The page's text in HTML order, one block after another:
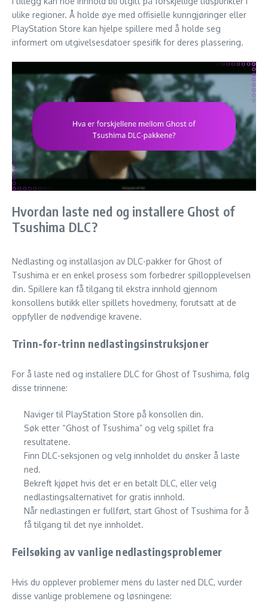
ulike regioner. Å holde øye med offisielle kunngjøringer eller
PlayStation Store kan hjelpe spillere med å holde seg
informert om utgivelsesdatoer spesifik for deres plassering.
Hvordan laste ned og installere Ghost of
Tsushima DLC?
Nedlasting og installasjon av DLC-pakker for Ghost of
Tsushima er en enkel prosess som forbedrer spillopplevelsen
din. Spillere kan få tilgang til ekstra innhold gjennom
konsollens butikk eller spillets hovedmeny, forutsatt at de
oppfyller de nødvendige kravene.
Trinn-for-trinn nedlastingsinstruksjoner
For å laste ned og installere DLC for Ghost of Tsushima, følg
disse trinnene:
Naviger til PlayStation Store på konsollen din.
Søk etter “Ghost of Tsushima” og velg spillet fra
resultatene.
Finn DLC-seksjonen og velg innholdet du ønsker å laste
ned.
Bekreft kjøpet hvis det er en betalt DLC, eller velg
nedlastingsalternativet for gratis innhold.
Når nedlastingen er fullført, start Ghost of Tsushima for å
få tilgang til det nye innholdet.
Feilsøking av vanlige nedlastingsproblemer
Hvis du opplever problemer mens du laster ned DLC, vurder
disse vanlige problemene og løsningene: